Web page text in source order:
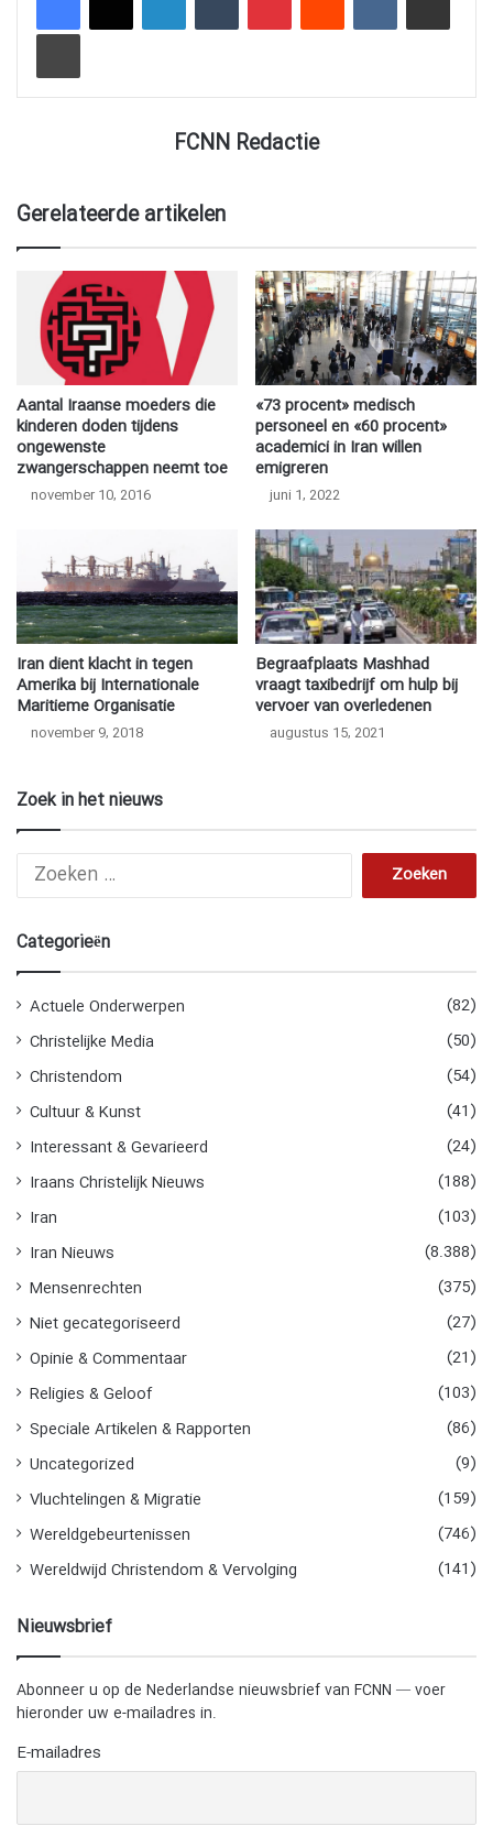
Afdrukken
FCNN Redactie
Gerelateerde artikelen
Aantal Iraanse moeders die
kinderen doden tijdens
ongewenste
zwangerschappen neemt toe
november 10, 2016
«73 procent» medisch
personeel en «60 procent»
academici in Iran willen
emigreren
juni 1, 2022
Iran dient klacht in tegen
Amerika bij Internationale
Maritieme Organisatie
november 9, 2018
Begraafplaats Mashhad
vraagt taxibedrijf om hulp bij
vervoer van overledenen
augustus 15, 2021
Zoek in het nieuws
Zoeken
Categorieën
Actuele Onderwerpen
(82)
Christelijke Media
(50)
Christendom
(54)
Cultuur & Kunst
(41)
Interessant & Gevarieerd
(24)
Iraans Christelijk Nieuws
(188)
Iran
(103)
Iran Nieuws
(8.388)
Mensenrechten
(375)
Niet gecategoriseerd
(27)
Opinie & Commentaar
(21)
Religies & Geloof
(103)
Speciale Artikelen & Rapporten
(86)
Uncategorized
(9)
Vluchtelingen & Migratie
(159)
Wereldgebeurtenissen
(746)
Wereldwijd Christendom & Vervolging
(141)
Nieuwsbrief
Abonneer u op de Nederlandse nieuwsbrief van FCNN — voer
hieronder uw e-mailadres in.
E-mailadres